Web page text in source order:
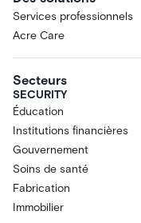
Services professionnels
Acre Care
Secteurs
SECURITY
Éducation
Institutions financières
Gouvernement
Soins de santé
Fabrication
Immobilier